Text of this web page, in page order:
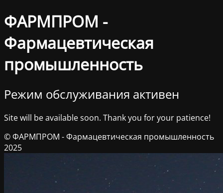
ФАРМПРОМ -
Фармацевтическая
промышленность
Режим обслуживания активен
Site will be available soon. Thank you for your patience!
© ФАРМПРОМ - Фармацевтическая промышленность
2025